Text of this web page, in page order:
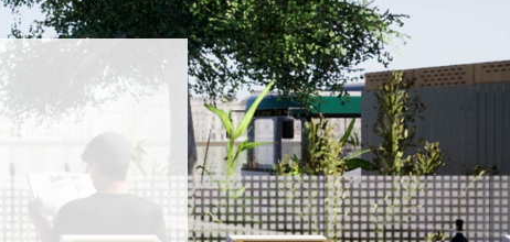
TOBIAS LEENAERT
J’ai converti ma ville au
végétarisme
OLIVIER COUSIN
je cultive mes vignes avec des
chevaux
JAN PETER BERGKVIST